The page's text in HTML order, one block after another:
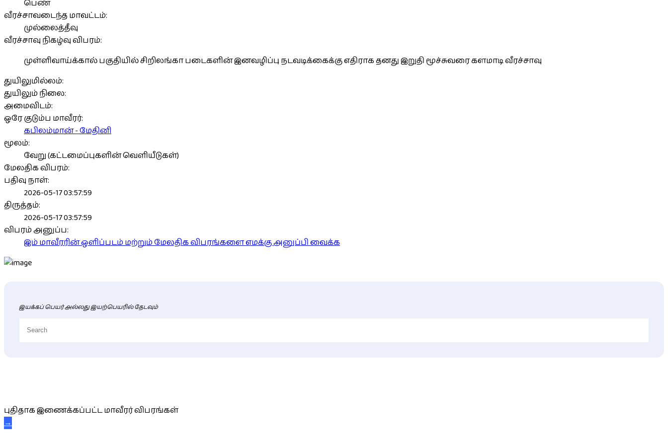
பெண்
வீரச்சாவடைந்த மாவட்டம்:
முல்லைத்தீவு
வீரச்சாவு நிகழ்வு விபரம்:
முள்ளிவாய்க்கால் பகுதியில் சிறிலங்கா படைகளின் இனவழிப்பு நடவடிக்கைக்கு எதிராக தனது இறுதி மூச்சுவரை களமாடி வீரச்சாவு
துயிலுமில்லம்:
துயிலும் நிலை:
அமைவிடம்:
ஒரே குடும்ப மாவீரர்:
கபிலம்மான் - மேதினி
மூலம்:
வேறு (கட்டமைப்புகளின் வெளியீடுகள்)
மேலதிக விபரம்:
பதிவு நாள்:
2026-05-17 03:57:59
திருத்தம்:
2026-05-17 03:57:59
விபரம் அனுப்ப:
இம் மாவீரரின் ஒளிப்படம் மற்றும் மேலதிக விபரங்களை எமக்கு அனுப்பி வைக்க
இயக்கப் பெயர் அல்லது இயற்பெயரில் தேடவும்
புதிதாக இணைக்கப்பட்ட மாவீரர் விபரங்கள்
→